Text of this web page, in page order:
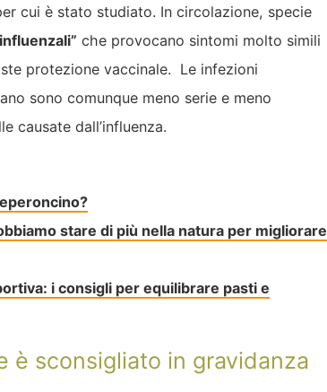
cui è stato studiato. In circolazione, specie
che provocano sintomi molto simili
protezione vaccinale. Le infezioni
sono comunque meno serie e meno
causate dall’influenza.
stare di più nella natura per migliorare
i consigli per equilibrare pasti e
è sconsigliato in gravidanza